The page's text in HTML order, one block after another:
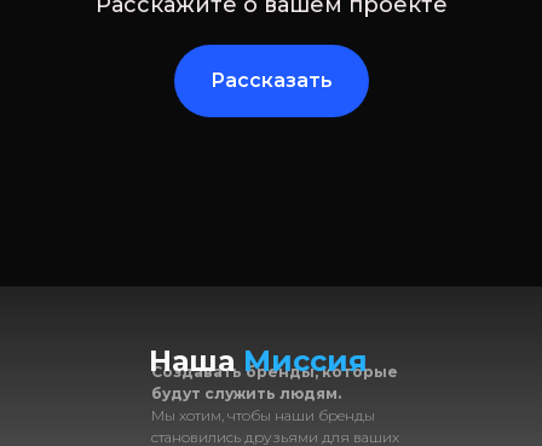
Рассказать
Создавать бренды, которые
будут служить людям.
Мы хотим, чтобы наши бренды
становились друзьями для ваших
Наша Миссия